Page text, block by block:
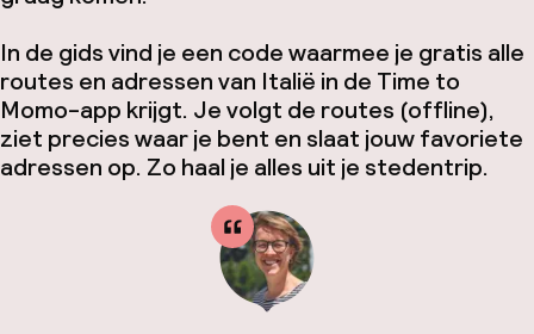
In de gids vind je een code waarmee je gratis alle
routes en adressen van Italië in de Time to
Momo-app krijgt. Je volgt de routes (offline),
ziet precies waar je bent en slaat jouw favoriete
adressen op. Zo haal je alles uit je stedentrip.